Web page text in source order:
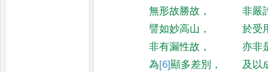
無形故勝故 ，
非嚴
譬如妙高山 ，
於受
非有漏性故 ，
亦非
為[6]顯多差別 ，
及以